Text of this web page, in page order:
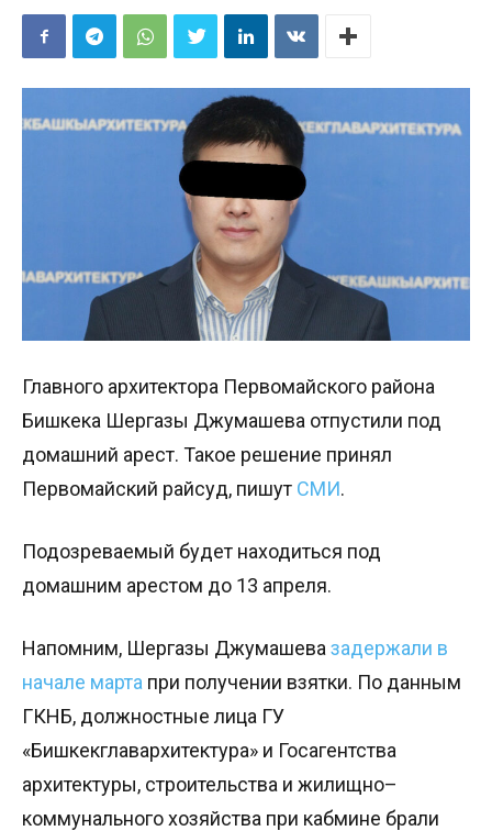
Главного архитектора Первомайского района
Бишкека Шергазы Джумашева отпустили под
домашний арест. Такое решение принял
Первомайский райсуд, пишут СМИ.
Подозреваемый будет находиться под
домашним арестом до 13 апреля.
Напомним, Шергазы Джумашева задержали в
начале марта при получении взятки. По данным
ГКНБ, должностные лица ГУ
«Бишкекглавархитектура» и Госагентства
архитектуры, строительства и жилищно–
коммунального хозяйства при кабмине брали